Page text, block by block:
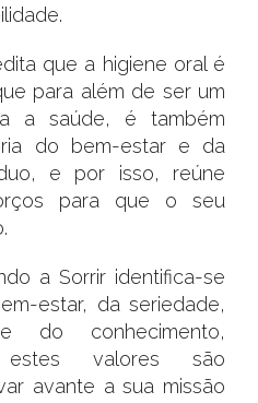
que a higiene oral é
para além de ser um
a saúde, é também
do bem-estar e da
e por isso, reúne
para que o seu
a Sorrir identifica-se
estar, da seriedade,
do conhecimento,
valores são
avante a sua missão